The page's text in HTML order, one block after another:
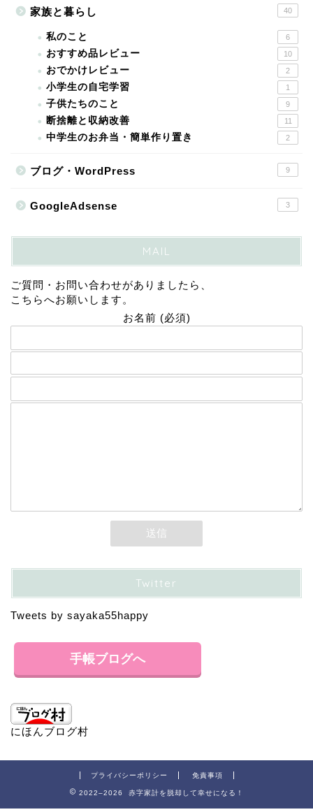
家族と暮らし 40
私のこと 6
おすすめ品レビュー 10
おでかけレビュー 2
小学生の自宅学習 1
子供たちのこと 9
断捨離と収納改善 11
中学生のお弁当・簡単作り置き 2
ブログ・WordPress 9
GoogleAdsense 3
MAIL
ご質問・お問い合わせがありましたら、
こちらへお願いします。
お名前 (必須)
Twitter
Tweets by sayaka55happy
手帳ブログへ
にほんブログ村
プライバシーポリシー 免責事項
2022–2026 赤字家計を脱却して幸せになる！